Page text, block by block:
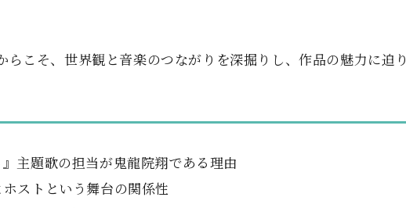
らこそ、世界観と音楽のつながりを深掘りし、作品の魅力に迫り
主題歌の担当が鬼龍院翔である理由
ストという舞台の関係性